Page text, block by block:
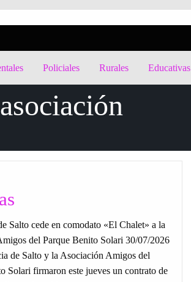
Policiales Rurales Educativas
asociación
Salto cede en comodato «El Chalet» a la
del Parque Benito Solari 30/07/2026
de Salto y la Asociación Amigos del
Solari firmaron este jueves un contrato de